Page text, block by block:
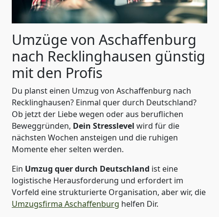
Umzüge von Aschaffenburg
nach Recklinghausen günstig
mit den Profis
Du planst einen Umzug von Aschaffenburg nach
Recklinghausen? Einmal quer durch Deutschland?
Ob jetzt der Liebe wegen oder aus beruflichen
Beweggründen, Dein Stresslevel wird für die
nächsten Wochen ansteigen und die ruhigen
Momente eher selten werden.
Ein Umzug quer durch Deutschland ist eine
logistische Herausforderung und erfordert im
Vorfeld eine strukturierte Organisation, aber wir, die
Umzugsfirma Aschaffenburg helfen Dir.